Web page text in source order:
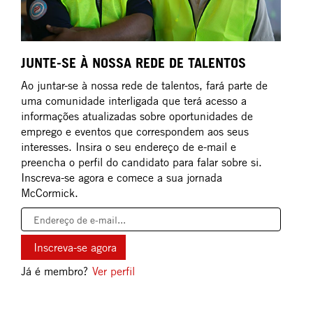
JUNTE-SE À NOSSA REDE DE TALENTOS
Ao juntar-se à nossa rede de talentos, fará parte de
uma comunidade interligada que terá acesso a
informações atualizadas sobre oportunidades de
emprego e eventos que correspondem aos seus
interesses. Insira o seu endereço de e-mail e
preencha o perfil do candidato para falar sobre si.
Inscreva-se agora e comece a sua jornada
McCormick.
Já é membro? Ver perfil